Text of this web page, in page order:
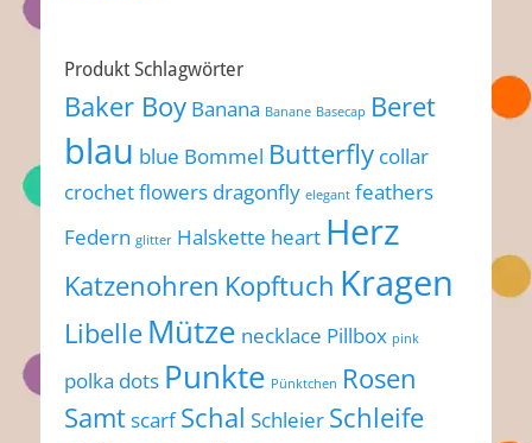
Produkt Schlagwörter
Baker Boy Banana Banane Basecap Beret
blau blue Bommel Butterfly collar
crochet flowers dragonfly elegant feathers
Federn glitter Halskette heart Herz
Katzenohren Kopftuch Kragen
Libelle Mütze necklace Pillbox pink
polka dots Punkte Pünktchen Rosen
Samtscarf Schal Schleier Schleife